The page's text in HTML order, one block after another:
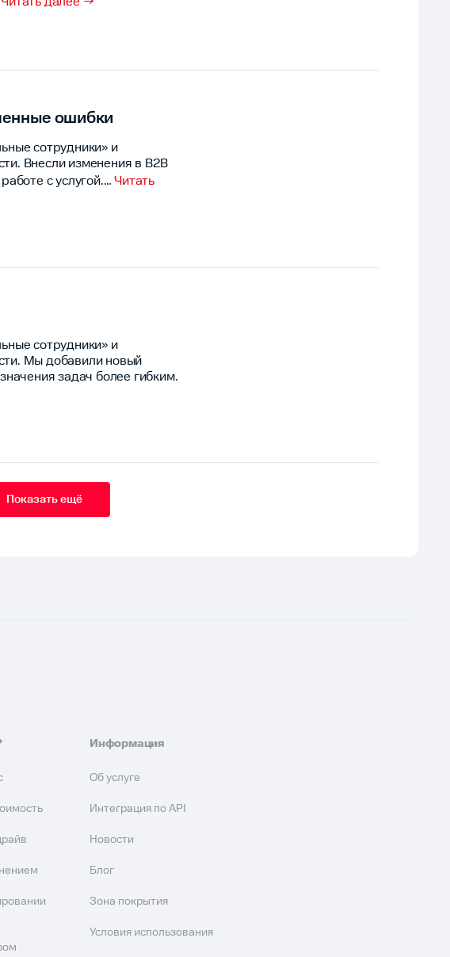
ошибки
сотрудники» и
Внесли изменения в B2B
с услугой.… Читать
сотрудники» и
Мы добавили новый
задач более гибким.
Показать ещё
Информация
Об услуге
Интеграция по API
Новости
Блог
Зона покрытия
Условия использования